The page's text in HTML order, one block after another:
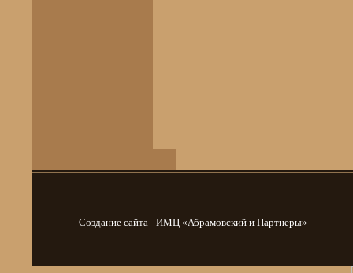
Создание сайта - ИМЦ «Абрамовский и Партнеры»